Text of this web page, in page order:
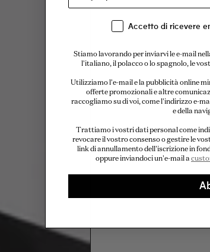
Accetto di ricevere
Stiamo lavorando per inviarvi le e-mail
l'italiano, il polacco o lo spagnolo, le
Utilizziamo l'e-mail e la pubblicità online
offerte promozionali e altre
raccogliamo su di voi, come l'indirizzo e-
e della
Trattiamo i vostri dati personal come
revocare il vostro consenso o gestire le
link di annullamento dell'iscrizione in
oppure inviandoci un'e-mail a